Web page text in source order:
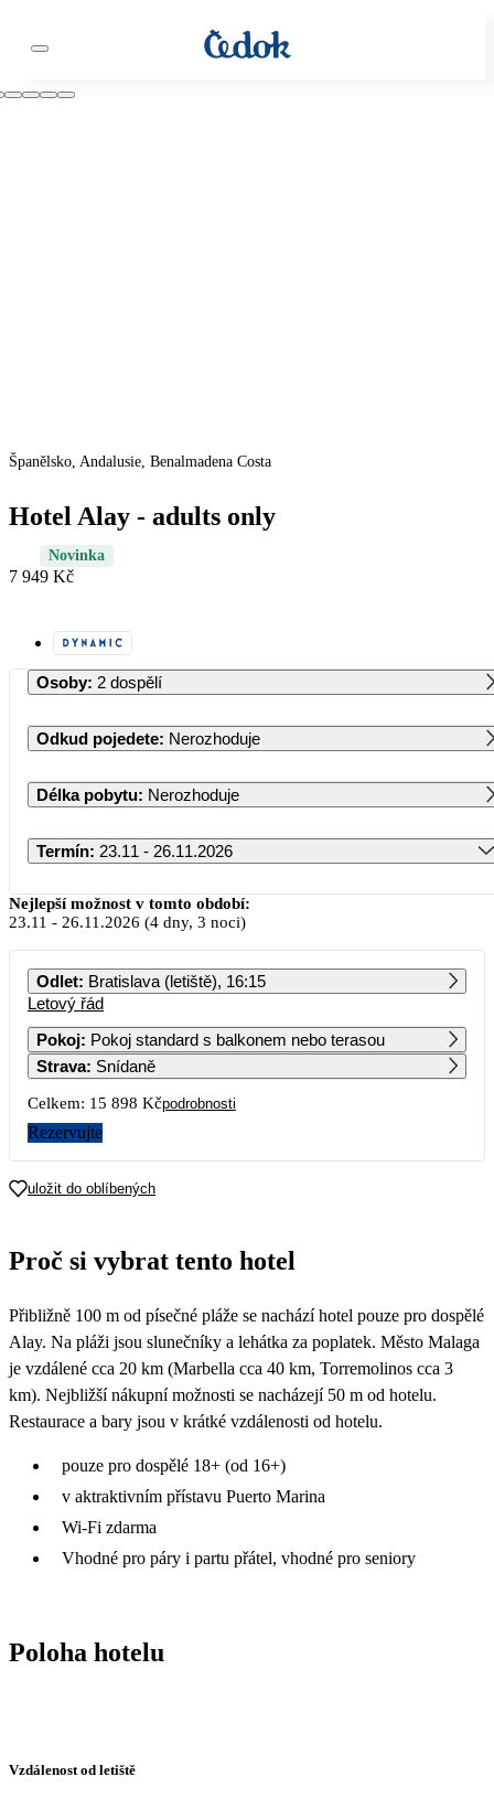
Španělsko, Andalusie, Benalmadena Costa
Hotel Alay - adults only
Novinka
7 949 Kč
Osoby: 2 dospělí
Odkud pojedete: Nerozhoduje
Délka pobytu: Nerozhoduje
Termín: 23.11 - 26.11.2026
Listopad 2026
PO ÚT ST ČT PÁ SO NE
10 619
2
9
16
8 509
17
10 409
7 949 10 159 8 499 8 659
8 599
Nejlepší možnost v tomto období:
23.11 - 26.11.2026 (4 dny, 3 noci)
Odlet: Bratislava (letiště), 16:15
Letový řád
Pokoj:
Pokoj standard s balkonem nebo terasou
Strava: Snídaně
Celkem: 15 898 Kčpodrobnosti
Rezervujte
uložit do oblíbených
Proč si vybrat tento hotel
Přibližně 100 m od písečné pláže se nachází hotel pouze pro dospělé
Alay. Na pláži jsou slunečníky a lehátka za poplatek. Město Malaga
je vzdálené cca 20 km (Marbella cca 40 km, Torremolinos cca 3
km). Nejbližší nákupní možnosti se nacházejí 50 m od hotelu.
Restaurace a bary jsou v krátké vzdálenosti od hotelu.
pouze pro dospělé 18+ (od 16+)
v aktraktivním přístavu Puerto Marina
Wi-Fi zdarma
Vhodné pro páry i partu přátel, vhodné pro seniory
Poloha hotelu
Vzdálenost od letiště